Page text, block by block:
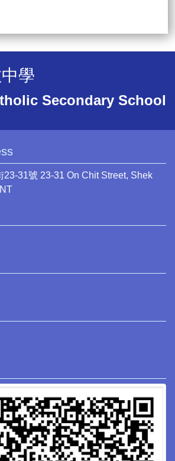
學
Secondary School
23-31號 23-31 On Chit Street, Shek